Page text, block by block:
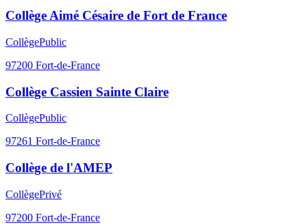
Collège Aimé Césaire de Fort de France
CollègePublic
97200 Fort-de-France
Collège Cassien Sainte Claire
CollègePublic
97261 Fort-de-France
Collège de l'AMEP
CollègePrivé
97200 Fort-de-France